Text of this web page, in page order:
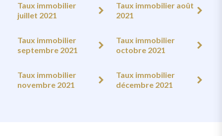
Taux immobilier
juillet 2021
Taux immobilier août
2021
Taux immobilier
septembre 2021
Taux immobilier
octobre 2021
Taux immobilier
novembre 2021
Taux immobilier
décembre 2021